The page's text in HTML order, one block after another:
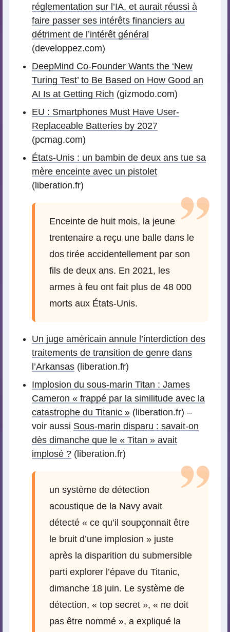
réglementation sur l’IA, et aurait réussi à
faire passer ses intérêts financiers au
détriment de l’intérêt général
(developpez.com)
DeepMind Co-Founder Wants the ‘New
Turing Test’ to Be Based on How Good an
AI Is at Getting Rich (gizmodo.com)
EU : Smartphones Must Have User-
Replaceable Batteries by 2027
(pcmag.com)
États-Unis : un bambin de deux ans tue sa
mère enceinte avec un pistolet
(liberation.fr)
Enceinte de huit mois, la jeune
trentenaire a reçu une balle dans le
dos tirée accidentellement par son
fils de deux ans. En 2021, les
armes à feu ont fait plus de 48 000
morts aux États-Unis.
Un juge américain annule l’interdiction des
traitements de transition de genre dans
l’Arkansas (liberation.fr)
Implosion du sous-marin Titan : James
Cameron « frappé par la similitude avec la
catastrophe du Titanic » (liberation.fr) –
voir aussi Sous-marin disparu : savait-on
dès dimanche que le « Titan » avait
implosé ? (liberation.fr)
un système de détection
acoustique de la Navy avait
détecté « ce qu’il soupçonnait être
le bruit d’une implosion » juste
après la disparition du submersible
parti explorer l’épave du Titanic,
dimanche 18 juin. Le système de
détection, « top secret », « ne doit
pas être nommé », a expliqué la